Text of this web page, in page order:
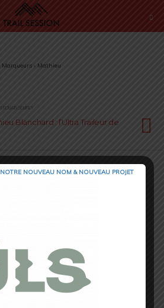
Marqueurs › Mathieu
ROMAIN SEMPEY
Blanchard : l’Ultra Traileur de
NOUVEAU NOM & NOUVEAU PROJET